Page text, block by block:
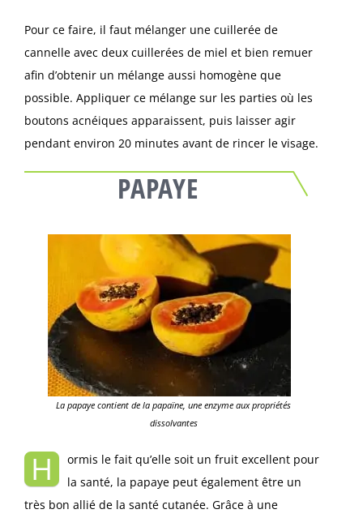
Pour ce faire, il faut mélanger une cuillerée de
cannelle avec deux cuillerées de miel et bien remuer
afin d’obtenir un mélange aussi homogène que
possible. Appliquer ce mélange sur les parties où les
boutons acnéiques apparaissent, puis laisser agir
pendant environ 20 minutes avant de rincer le visage.
PAPAYE
La papaye contient de la papaïne, une enzyme aux propriétés
dissolvantes
H
ormis le fait qu’elle soit un fruit excellent pour
la santé, la papaye peut également être un
très bon allié de la santé cutanée. Grâce à une